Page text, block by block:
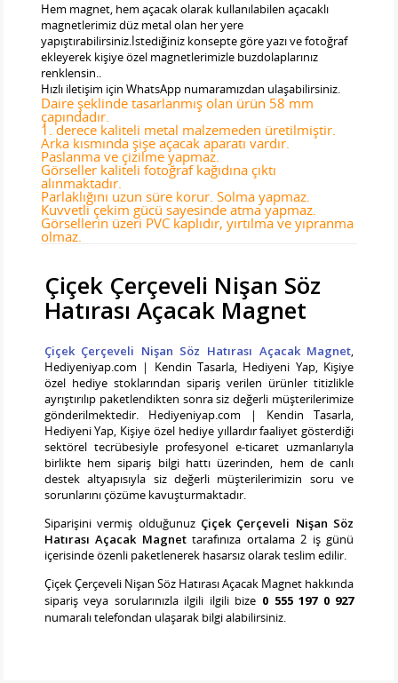
Hem magnet, hem açacak olarak kullanılabilen açacaklı
magnetlerimiz düz metal olan her yere
yapıştırabilirsiniz.İstediğiniz konsepte göre yazı ve fotoğraf
ekleyerek kişiye özel magnetlerimizle buzdolaplarınız
renklensin..
Hızlı iletişim için WhatsApp numaramızdan ulaşabilirsiniz.
Daire şeklinde tasarlanmış olan ürün 58 mm
çapındadır.
1. derece kaliteli metal malzemeden üretilmiştir.
Arka kısmında şişe açacak aparatı vardır.
Paslanma ve çizilme yapmaz.
Görseller kaliteli fotoğraf kağıdına çıktı
alınmaktadır.
Parlaklığını uzun süre korur. Solma yapmaz.
Kuvvetli çekim gücü sayesinde atma yapmaz.
Görsellerin üzeri PVC kaplıdır, yırtılma ve yıpranma
olmaz.
Çiçek Çerçeveli Nişan Söz
Hatırası Açacak Magnet
Çiçek Çerçeveli Nişan Söz Hatırası Açacak Magnet,
Hediyeniyap.com | Kendin Tasarla, Hediyeni Yap, Kişiye
özel hediye stoklarından sipariş verilen ürünler titizlikle
ayrıştırılıp paketlendikten sonra siz değerli müşterilerimize
gönderilmektedir. Hediyeniyap.com | Kendin Tasarla,
Hediyeni Yap, Kişiye özel hediye yıllardır faaliyet gösterdiği
sektörel tecrübesiyle profesyonel e-ticaret uzmanlarıyla
birlikte hem sipariş bilgi hattı üzerinden, hem de canlı
destek altyapısıyla siz değerli müşterilerimizin soru ve
sorunlarını çözüme kavuşturmaktadır.
Siparişini vermiş olduğunuz Çiçek Çerçeveli Nişan Söz
Hatırası Açacak Magnettarafınıza ortalama 2 iş günü
içerisinde özenli paketlenerek hasarsız olarak teslim edilir.
Çiçek Çerçeveli Nişan Söz Hatırası Açacak Magnethakkında
sipariş veya sorularınızla ilgili ilgili bize 0 555 197 0 927
numaralı telefondan ulaşarak bilgi alabilirsiniz.